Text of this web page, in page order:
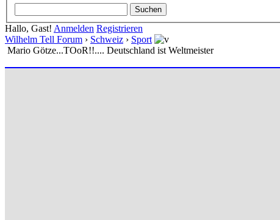
Hallo, Gast! Anmelden Registrieren
Wilhelm Tell Forum › Schweiz › Sport
Mario Götze...TOoR!!.... Deutschland ist Weltmeister